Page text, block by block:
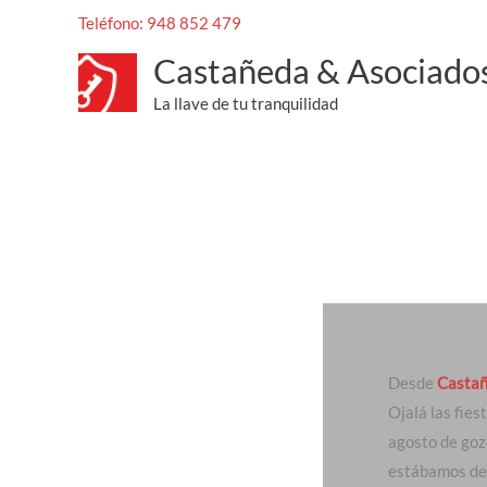
Teléfono: 948 852 479
Castañeda &
La llave de tu tranquilidad
Feliz verano
/Uncategorized / Por Cesar_Mendez
Desde
Ojalá las
agosto de
estábamos